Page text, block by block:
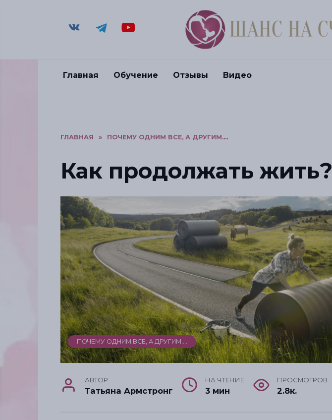
Главная Обучение Отзывы Видео
ГЛАВНАЯ » ПОЧЕМУ ОДНИМ ВСЕ, А ДРУГИМ....
Как продолжать жить?
ПОЧЕМУ ОДНИМ ВСЕ, А ДРУГИМ....
АВТОР
Татьяна Армстронг
НА ЧТЕНИЕ
3 мин
ПРОСМОТРОВ
2.8к.